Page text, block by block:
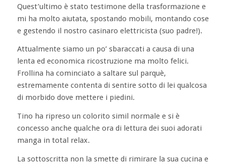
Quest’ultimo è stato testimone della trasformazione e
mi ha molto aiutata, spostando mobili, montando cose
e gestendo il nostro casinaro elettricista (suo padre!).
Attualmente siamo un po’ sbaraccati a causa di una
lenta ed economica ricostruzione ma molto felici.
Frollina ha cominciato a saltare sul parquè,
estremamente contenta di sentire sotto di lei qualcosa
di morbido dove mettere i piedini.
Tino ha ripreso un colorito simil normale e si è
concesso anche qualche ora di lettura dei suoi adorati
manga in total relax.
La sottoscritta non la smette di rimirare la sua cucina e